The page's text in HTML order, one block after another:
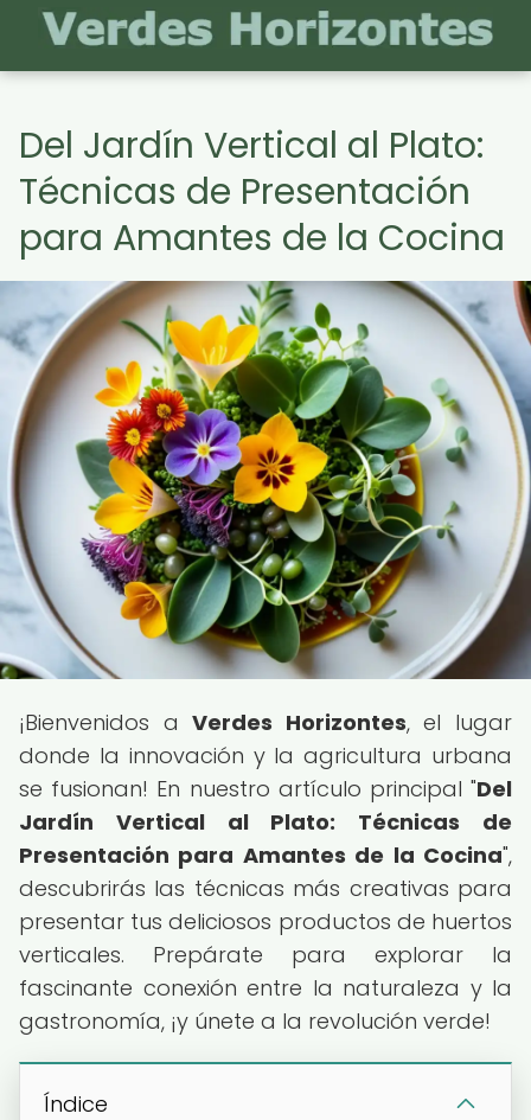
Del Jardín Vertical al Plato:
Técnicas de Presentación
para Amantes de la Cocina
¡Bienvenidos aVerdes Horizontes, el lugar
donde la innovación y la agricultura urbana
se fusionan! En nuestro artículo principal "Del
Jardín Vertical al Plato: Técnicas de
Presentación para Amantes de la Cocina",
descubrirás las técnicas más creativas para
presentar tus deliciosos productos de huertos
verticales. Prepárate para explorar la
fascinante conexión entre la naturaleza y la
gastronomía, ¡y únete a la revolución verde!
Índice